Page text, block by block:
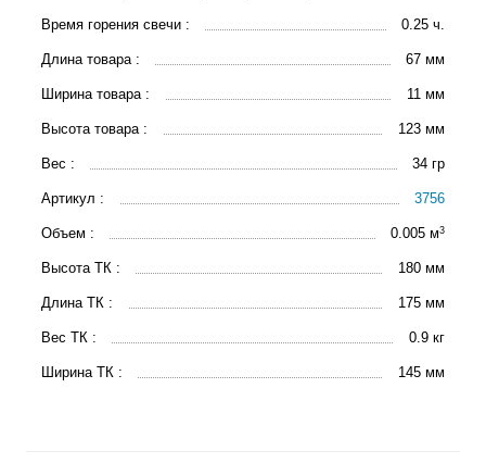
Время горения свечи : 0.25 ч.
Длина товара : 67 мм
Ширина товара : 11 мм
Высота товара : 123 мм
Вес : 34 гр
Артикул : 3756
Объем : 0.005 м3
Высота ТК : 180 мм
Длина ТК : 175 мм
Вес ТК : 0.9 кг
Ширина ТК : 145 мм